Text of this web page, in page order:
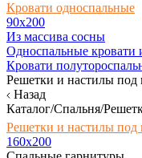
Кровати односпальные
90х200
Из массива сосны
Односпальные кровати
Кровати
Решетки и настилы под
Назад
Каталог/Спальня/
Решетки и настилы под
160х200